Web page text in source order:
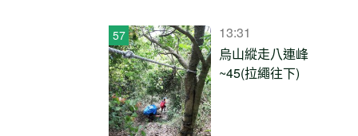
13:31
烏山縱走八連峰
~45(拉繩往下)